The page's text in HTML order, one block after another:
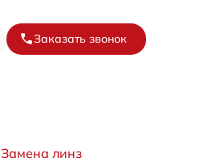
Заказать звонок
Замена линз